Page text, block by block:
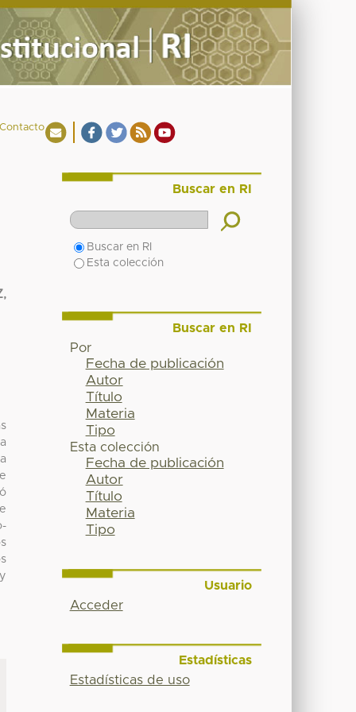
Buscar en RI
Buscar en RI
Esta colección
Buscar en RI
Por
Fecha de publicación
Autor
Título
Materia
Tipo
Esta colección
Fecha de publicación
Autor
Título
Materia
Tipo
Usuario
Acceder
Estadísticas
Estadísticas de uso